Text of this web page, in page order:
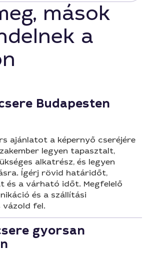
mások
a
Budapesten
ajánlatot a képernyő cseréjére
legyen tapasztalt,
alkatrész, és legyen
Ígérj rövid határidőt,
és a várható időt. Megfelelő
és a szállítási
vázold fel.
gyorsan